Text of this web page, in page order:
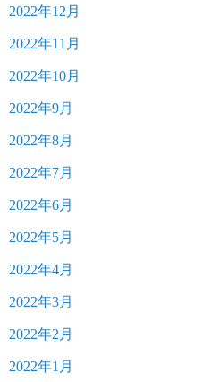
2022年12月
2022年11月
2022年10月
2022年9月
2022年8月
2022年7月
2022年6月
2022年5月
2022年4月
2022年3月
2022年2月
2022年1月